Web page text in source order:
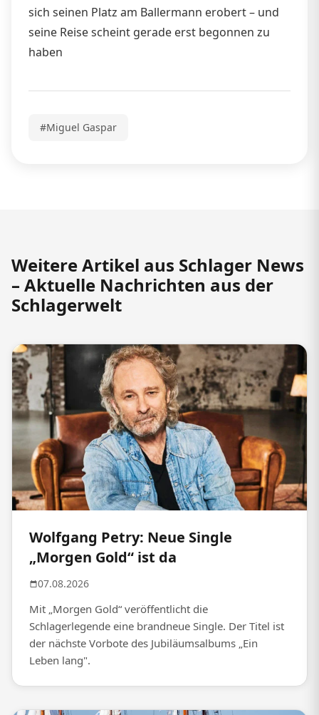
sich seinen Platz am Ballermann erobert – und
seine Reise scheint gerade erst begonnen zu
haben
#Miguel Gaspar
Weitere Artikel aus Schlager News
– Aktuelle Nachrichten aus der
Schlagerwelt
Wolfgang Petry: Neue Single
„Morgen Gold“ ist da
07.08.2026
Mit „Morgen Gold“ veröffentlicht die
Schlagerlegende eine brandneue Single. Der Titel ist
der nächste Vorbote des Jubiläumsalbums „Ein
Leben lang".